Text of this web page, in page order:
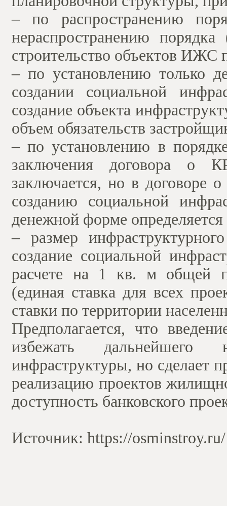
– по распространению
нераспространению
строительство объектов
– по установлению только
создании социальной
создание объекта
объем обязательств
– по установлению в
заключения договора о
заключается, но в договоре
созданию социальной
денежной форме
– размер
создание социальной
расчете на 1 кв. м общей
(единая ставка для всех
ставки по территории
Предполагается, что
избежать дальнейшего
инфраструктуры, но сделает
реализацию проектов
доступность банковского
Источник: https://osminstroy.ru/